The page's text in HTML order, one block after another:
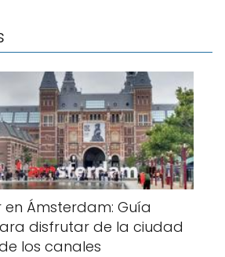
en Ámsterdam: Guía
disfrutar de la ciudad
los canales